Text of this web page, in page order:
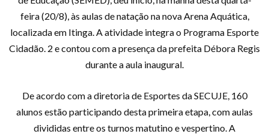
feira (20/8), às aulas de natação na nova Arena Aquática,
localizada em Itinga. A atividade integra o Programa Esporte
Cidadão. 2 e contou com a presença da prefeita Débora Regis
durante a aula inaugural.
De acordo com a diretoria de Esportes da SECUJE, 160
alunos estão participando desta primeira etapa, com aulas
divididas entre os turnos matutino e vespertino. A